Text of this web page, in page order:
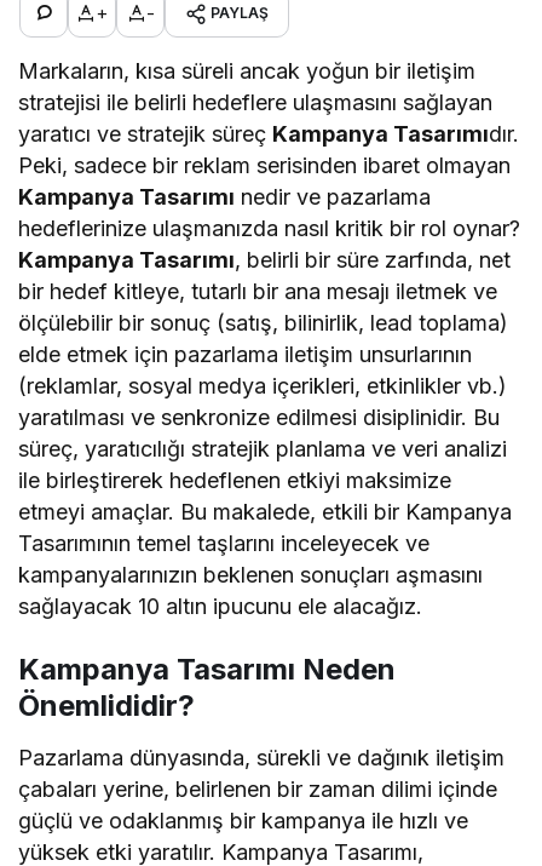
+ - PAYLAŞ
Markaların, kısa süreli ancak yoğun bir iletişim
stratejisi ile belirli hedeflere ulaşmasını sağlayan
yaratıcı ve stratejik süreç Kampanya Tasarımıdır.
Peki, sadece bir reklam serisinden ibaret olmayan
Kampanya Tasarımı nedir ve pazarlama
hedeflerinize ulaşmanızda nasıl kritik bir rol oynar?
Kampanya Tasarımı, belirli bir süre zarfında, net
bir hedef kitleye, tutarlı bir ana mesajı iletmek ve
ölçülebilir bir sonuç (satış, bilinirlik, lead toplama)
elde etmek için pazarlama iletişim unsurlarının
(reklamlar, sosyal medya içerikleri, etkinlikler vb.)
yaratılması ve senkronize edilmesi disiplinidir. Bu
süreç, yaratıcılığı stratejik planlama ve veri analizi
ile birleştirerek hedeflenen etkiyi maksimize
etmeyi amaçlar. Bu makalede, etkili bir Kampanya
Tasarımının temel taşlarını inceleyecek ve
kampanyalarınızın beklenen sonuçları aşmasını
sağlayacak 10 altın ipucunu ele alacağız.
Kampanya Tasarımı Neden
Önemlididir?
Pazarlama dünyasında, sürekli ve dağınık iletişim
çabaları yerine, belirlenen bir zaman dilimi içinde
güçlü ve odaklanmış bir kampanya ile hızlı ve
yüksek etki yaratılır. Kampanya Tasarımı,